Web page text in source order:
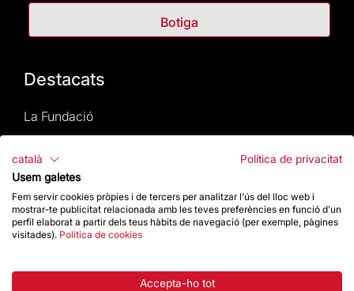
Botiga
Destacats
La Fundació
Preguntes freqüents
Atenció al Visitant
Normativa i condicions de compra
Notícies i Actualitat
català
Política de privacitat
Usem galetes
Fem servir cookies pròpies i de tercers per analitzar l'ús del lloc web i
mostrar-te publicitat relacionada amb les teves preferències en funció d'un
perfil elaborat a partir dels teus hàbits de navegació (per exemple, pàgines
visitades). Política de cookies
Accepta-ho tot